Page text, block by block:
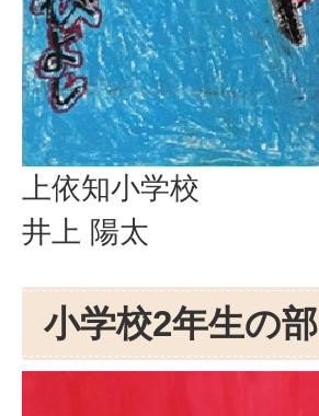
上依知小学校
井上 陽太
小学校2年生の部